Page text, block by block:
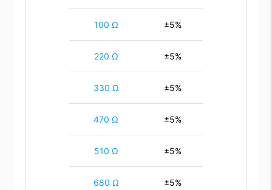
100 Ω ±5%
220 Ω ±5%
330 Ω ±5%
470 Ω ±5%
510 Ω ±5%
680 Ω ±5%